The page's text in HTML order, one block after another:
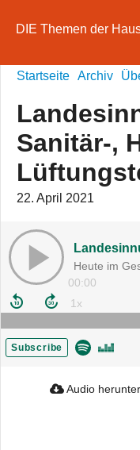
DIE Themen der
Startseite Archiv
Sanitär-,
22. April 2021
00:00
Subscribe
Audio